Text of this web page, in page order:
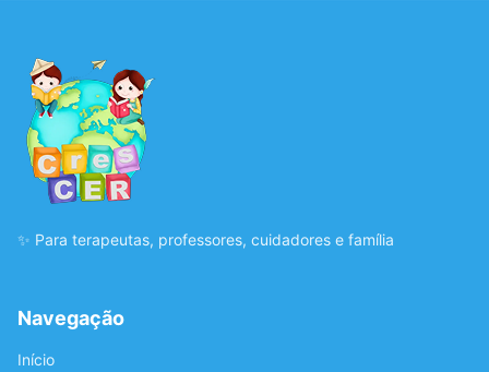
✨ Para terapeutas, professores, cuidadores e família
Navegação
Início